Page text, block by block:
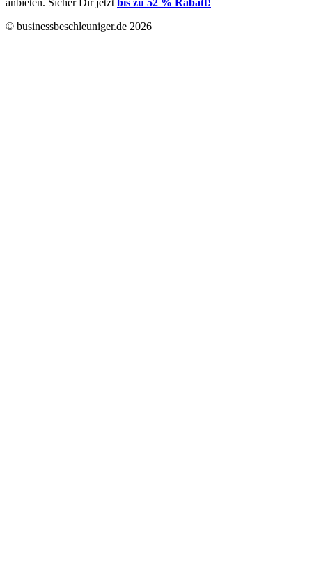
anbieten. Sicher Dir jetzt bis zu 52 % Rabatt!
© businessbeschleuniger.de 2026